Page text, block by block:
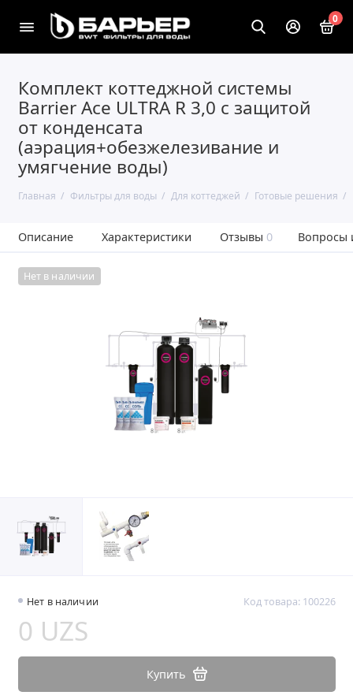
0
Комплект коттеджной системы
Barrier Ace ULTRA R 3,0 с защитой
от конденсата
(аэрация+обезжелезивание и
умягчение воды)
Главная Фильтры для воды Для коттеджей Готовые решения
Описание Характеристики Отзывы 0 Вопросы
Нет в наличии
Нет в наличии Код товара: 100226
0 UZS
Купить